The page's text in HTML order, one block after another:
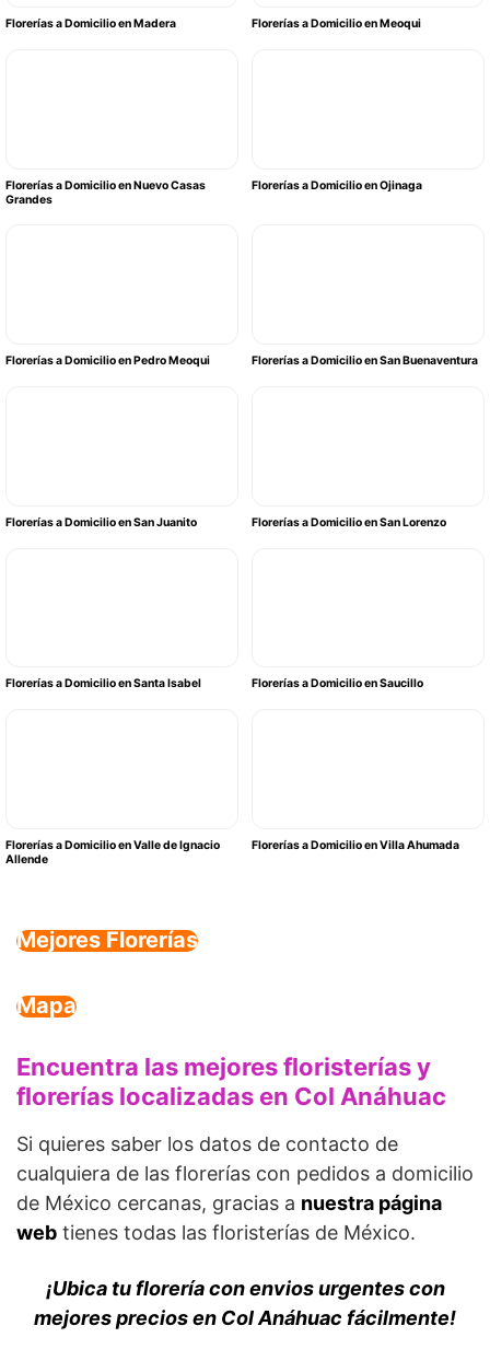
Florerías a Domicilio en Madera Florerías a Domicilio en Meoqui
Florerías a Domicilio en Nuevo Casas
Grandes
Florerías a Domicilio en Ojinaga
Florerías a Domicilio en Pedro Meoqui Florerías a Domicilio en San Buenaventura
Florerías a Domicilio en San Juanito Florerías a Domicilio en San Lorenzo
Florerías a Domicilio en Santa Isabel Florerías a Domicilio en Saucillo
Florerías a Domicilio en Valle de Ignacio
Allende
Florerías a Domicilio en Villa Ahumada
Mejores Florerías
Mapa
Encuentra las mejores floristerías y
florerías localizadas en Col Anáhuac
Si quieres saber los datos de contacto de
cualquiera de las florerías con pedidos a domicilio
de México cercanas, gracias a nuestra página
web tienes todas las floristerías de México.
¡Ubica tu florería con envios urgentes con
mejores precios en Col Anáhuac fácilmente!